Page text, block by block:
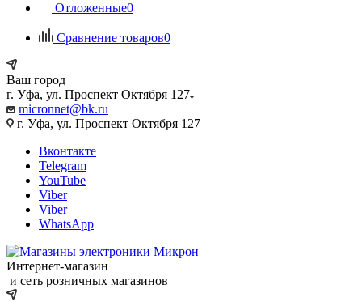
Отложенные0
Сравнение товаров0
Ваш город
г. Уфа, ул. Проспект Октября 127
micronnet@bk.ru
г. Уфа, ул. Проспект Октября 127
Вконтакте
Telegram
YouTube
Viber
Viber
WhatsApp
Интернет-магазин
и сеть розничных магазинов